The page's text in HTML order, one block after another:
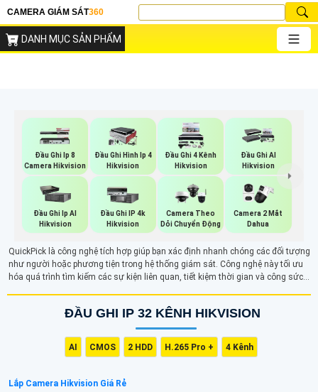
CAMERA GIÁM SÁT360
DANH MỤC SẢN PHẨM
Đầu Ghi Ip 8
Camera Hikvision
Đầu Ghi Hình Ip 4
Hikvision
Đầu Ghi 4 Kênh
Hikvision
Đầu Ghi AI
Hikvision
Đầu Ghi Ip AI
Hikvision
Đầu Ghi IP 4k
Hikvision
Camera Theo
Dỏi Chuyển Động
Camera 2 Mắt
Dahua
QuickPick là công nghệ tích hợp giúp bạn xác định nhanh chóng các đối tượng
như người hoặc phương tiện trong hệ thống giám sát. Công nghệ này tối ưu
hóa quá trình tìm kiếm các sự kiện liên quan, tiết kiệm thời gian và công sức
ĐẦU GHI IP 32 KÊNH HIKVISION
AI CMOS 2 HDD H.265 Pro + 4 Kênh
Lắp Camera Hikvision Giá Rẻ